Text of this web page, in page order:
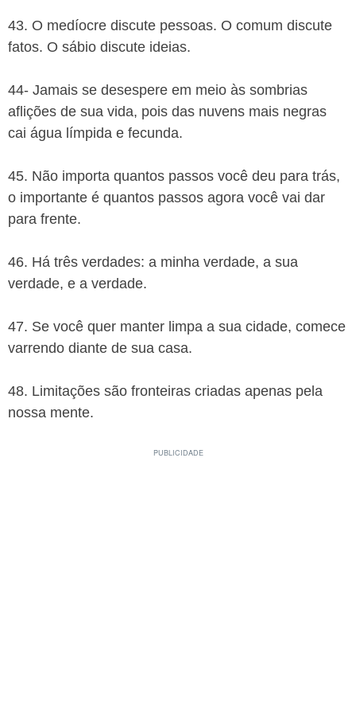
43. O medíocre discute pessoas. O comum discute
fatos. O sábio discute ideias.
44- Jamais se desespere em meio às sombrias
aflições de sua vida, pois das nuvens mais negras
cai água límpida e fecunda.
45. Não importa quantos passos você deu para trás,
o importante é quantos passos agora você vai dar
para frente.
46. Há três verdades: a minha verdade, a sua
verdade, e a verdade.
47. Se você quer manter limpa a sua cidade, comece
varrendo diante de sua casa.
48. Limitações são fronteiras criadas apenas pela
nossa mente.